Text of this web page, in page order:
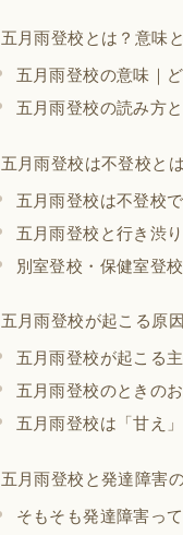
五月雨登校とは？意味
五月雨登校の意味｜
五月雨登校の読み方
五月雨登校は不登校と
五月雨登校は不登校
五月雨登校と行き渋
別室登校・保健室登
五月雨登校が起こる原
五月雨登校が起こる
五月雨登校のときの
五月雨登校は「甘え
五月雨登校と発達障害
そもそも発達障害っ